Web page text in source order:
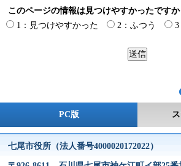
このページの情報は見つけやすかったですか
1：見つけやすかった
2：ふつう 3
PC版
七尾市役所（法人番号4000020172022）